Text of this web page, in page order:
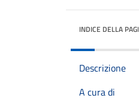
INDICE DELLA
Descrizione
A cura di